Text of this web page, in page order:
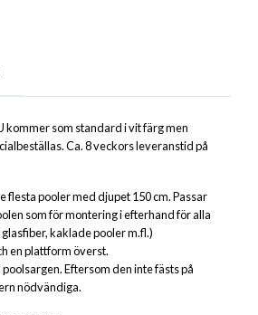
kommer som standard i vit färg men
Ca. 8 veckors leveranstid på
flesta pooler med djupet 150 cm. Passar
som för montering i efterhand för alla
kaklade pooler m.fl.)
en plattform överst.
Eftersom den inte fästs på
nödvändiga.